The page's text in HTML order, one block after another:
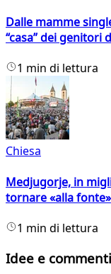
Dalle mamme
“casa” dei genitori
1 min di lettura
Chiesa
Medjugorje, in
tornare «alla fonte»
1 min di lettura
Idee e commenti